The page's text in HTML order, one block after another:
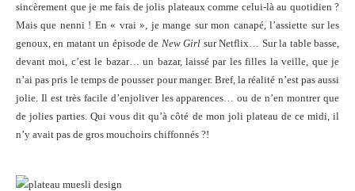
sincèrement que je me fais de jolis plateaux comme celui-là au quotidien ?
Mais que nenni ! En « vrai », je mange sur mon canapé, l’assiette sur les
genoux, en matant un épisode de New Girl sur Netflix… Sur la table basse,
devant moi, c’est le bazar… un bazar, laissé par les filles la veille, que je
n’ai pas pris le temps de pousser pour manger. Bref, la réalité n’est pas aussi
jolie. Il est très facile d’enjoliver les apparences… ou de n’en montrer que
de jolies parties. Qui vous dit qu’à côté de mon joli plateau de ce midi, il
n’y avait pas de gros mouchoirs chiffonnés ?!